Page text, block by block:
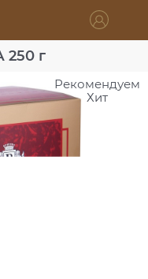
250 г
Рекомендуем
Хит